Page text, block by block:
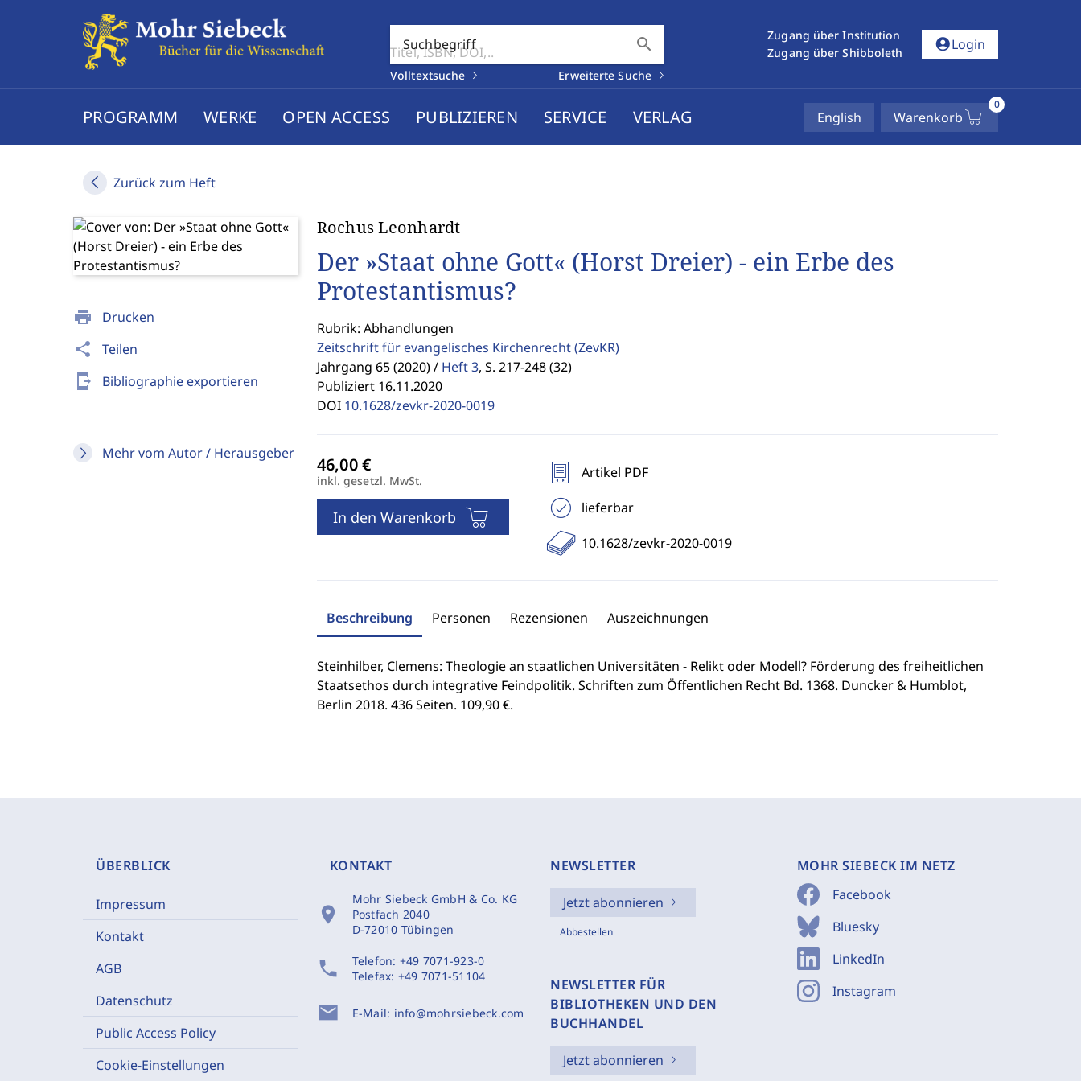
Suchbegriff search
Volltextsuche Erweiterte Suche
Zugang über Institution
Zugang über Shibboleth
account_circleLogin
PROGRAMM WERKE OPEN ACCESS PUBLIZIEREN SERVICE VERLAG English Warenkorb
0
Zurück zum Heft
print Drucken
share Teilen
send_to_mobile Bibliographie exportieren
Mehr vom Autor / Herausgeber
Rochus Leonhardt
Der »Staat ohne Gott« (Horst Dreier) - ein Erbe des
Protestantismus?
Rubrik: Abhandlungen
Zeitschrift für evangelisches Kirchenrecht(ZevKR)
Jahrgang 65 (2020) / Heft 3, S. 217-248 (32)
Publiziert 16.11.2020
DOI 10.1628/zevkr-2020-0019
inkl. gesetzl. MwSt.
In den Warenkorb
Artikel PDF
lieferbar
10.1628/zevkr-2020-0019
Beschreibung Personen Rezensionen Auszeichnungen
Steinhilber, Clemens: Theologie an staatlichen Universitäten - Relikt oder Modell? Förderung des freiheitlichen
Staatsethos durch integrative Feindpolitik. Schriften zum Öffentlichen Recht Bd. 1368. Duncker & Humblot,
Berlin 2018. 436 Seiten. 109,90 €.
ÜBERBLICK
Impressum
Kontakt
AGB
Datenschutz
Public Access Policy
Cookie-Einstellungen
KONTAKT
location_on
Mohr Siebeck GmbH & Co. KG
Postfach 2040
D-72010 Tübingen
phone Telefon: +49 7071-923-0
Telefax: +49 7071-51104
mail E-Mail: info@mohrsiebeck.com
NEWSLETTER
Jetzt abonnieren
Abbestellen
NEWSLETTER FÜR
BIBLIOTHEKEN UND DEN
BUCHHANDEL
Jetzt abonnieren
MOHR SIEBECK IM NETZ
Facebook
Bluesky
LinkedIn
Instagram